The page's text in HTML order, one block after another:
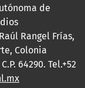
de
Rangel Frías,
Colonia
64290. Tel.+52